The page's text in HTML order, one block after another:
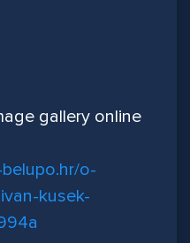
gallery online
o-
kusek-